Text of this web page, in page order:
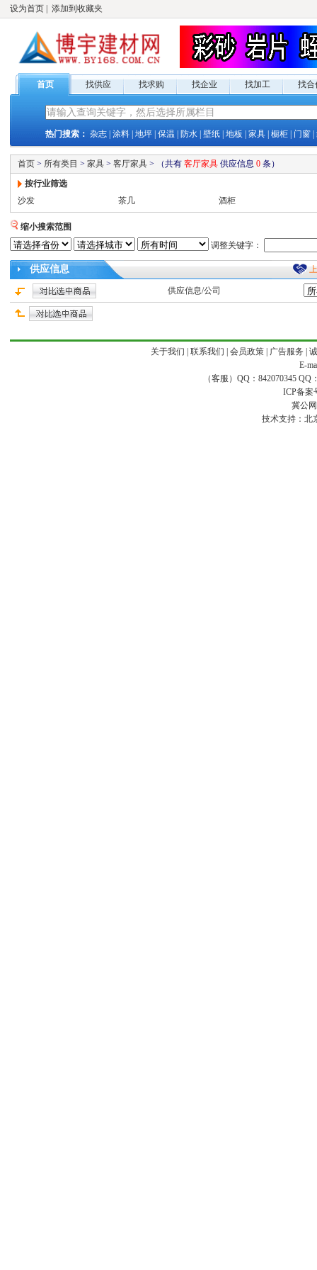
设为首页 添加到收藏夹
首页 找供应 找求购 找企业 找加工 找合
热门搜索： 杂志 涂料 地坪 保温 防水 壁纸 地板 家具 橱柜 门窗
首页 > 所有类目 > 家具 > 客厅家具 > （共有 客厅家具 供应信息 0 条）
按行业筛选
沙发
茶几 酒柜
缩小搜索范围
调整关键字：
供应信息
供应信息/公司
关于我们 联系我们 会员政策| 广告服务
E-
（客服）QQ：842070345 QQ
ICP备案
冀公
技术支持： 北